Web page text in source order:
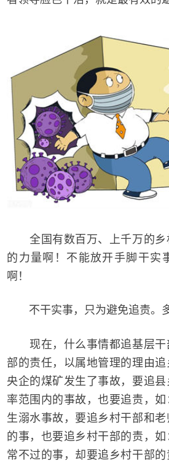
全国有数百万、上千万的乡
的力量啊！不能放开手脚干实
啊！
不干实事，只为避免追责。多
现在，什么事情都追基层干
部的责任，以属地管理的理由追
央企的煤矿发生了事故，要追
率范围内的事故，也要追责，
生溺水事故，要追乡村干部和
的事，也要追乡村干部的责，
常不过的事，却要追乡村干部的